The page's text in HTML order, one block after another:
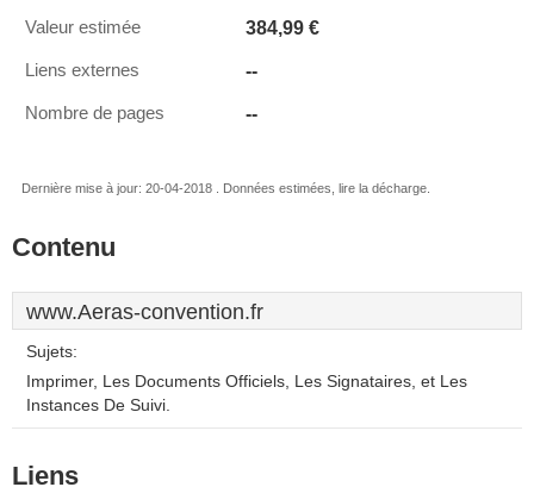
Valeur estimée 384,99 €
Liens externes --
Nombre de pages --
Dernière mise à jour: 20-04-2018 . Données estimées, lire la décharge.
Contenu
www.Aeras-convention.fr
Sujets:
Imprimer, Les Documents Officiels, Les Signataires, et Les
Instances De Suivi.
Liens